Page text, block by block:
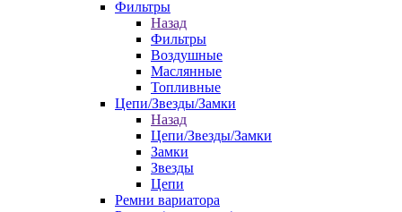
Фильтры
Назад
Фильтры
Воздушные
Маслянные
Топливные
Цепи/Звезды/Замки
Назад
Цепи/Звезды/Замки
Замки
Звезды
Цепи
Ремни вариатора